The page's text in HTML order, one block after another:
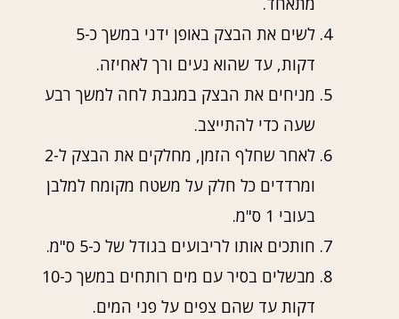
לשים את הבצק באופן ידני במשך כ-5
דקות, עד שהוא נעים ורך לאחיזה.
מניחים את הבצק במגבת לחה למשך רבע
שעה כדי להתייצב.
לאחר שחלף הזמן, מחלקים את הבצק ל-2
ומרדדים כל חלק על משטח מקומח למלבן
בעובי 1 ס"מ.
חותכים אותו לריבועים בגודל של כ-5 ס"מ.
מבשלים בסיר עם מים רותחים במשך כ-10
דקות עד שהם צפים על פני המים.